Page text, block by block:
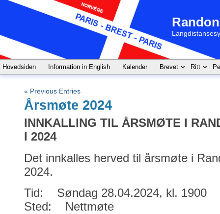
Hovedsiden Information in English Kalender Brevet Ritt
« Previous Entries
Årsmøte 2024
INNKALLING TIL ÅRSMØTE I
I 2024
Det innkalles herved til årsmøte i
2024.
Tid: Søndag 28.04.2024, kl. 1900
Sted: Nettmøte